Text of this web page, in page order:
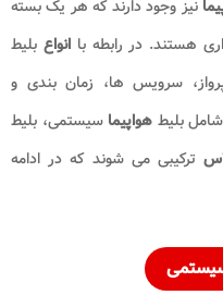
نیز وجود دارند که هر یک بسته
هستند. در رابطه باانواع بلیط
سرویس ها، زمان بندی و
بلیط هواپیما سیستمی، بلیط
ترکیبی می شوند که در ادامه